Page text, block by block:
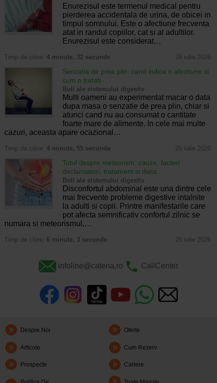
Enurezisul este termenul medical pentru
pierderea accidentala de urina, de obicei in
timpul somnului. Este o afectiune frecventa
atat in randul copiilor, cat si al adultilor.
Enurezisul este considerat…
Timp de citire: 4 minute, 32 secunde 28 iulie 2026
Senzatia de prea plin: cand indica o afectiune si
cum o tratati
Boli ale sistemului digestiv
Multi oameni au experimentat macar o data
dupa masa o senzatie de prea plin, chiar si
atunci cand nu au consumat o cantitate
foarte mare de alimente. In cele mai multe
cazuri, aceasta apare ocazional…
Timp de citire: 4 minute, 55 secunde 26 iulie 2026
Totul despre meteorism: cauze, factori
declansatori, tratament si dieta
Boli ale sistemului digestiv
Disconfortul abdominal este una dintre cele
mai frecvente probleme digestive intalnite
la adulti si copii. Printre manifestarile care
pot afecta semnificativ confortul zilnic se
numara si meteorismul,…
Timp de citire: 6 minute, 3 secunde 26 iulie 2026
infoline@catena.ro CallCenter
Despre Noi Oferte
Articole Cum Rezerv
Prospecte Cariere